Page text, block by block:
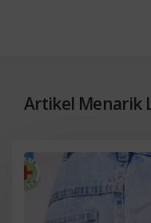
Artikel Menarik